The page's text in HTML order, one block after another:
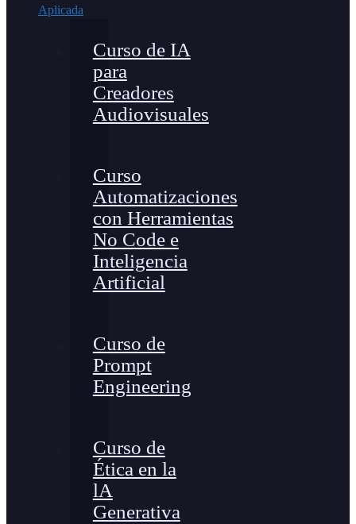
Aplicada
Curso de IA
para
Creadores
Audiovisuales
Curso
Automatizaciones
con Herramientas
No Code e
Inteligencia
Artificial
Curso de
Prompt
Engineering
Curso de
Ética en la
lA
Generativa